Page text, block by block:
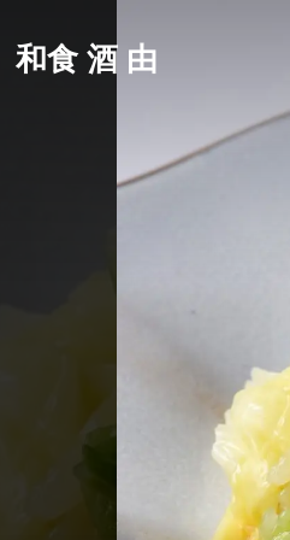
和食 酒 由